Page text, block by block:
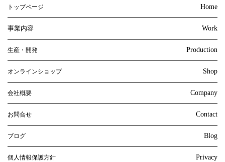
トップページ Home
事業内容 Work
生産・開発 Production
オンラインショップ Shop
会社概要 Company
お問合せ Contact
ブログ Blog
個人情報保護方針 Privacy